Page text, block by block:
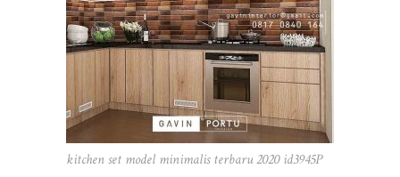
kitchen set model minimalis terbaru 2020 id3945P